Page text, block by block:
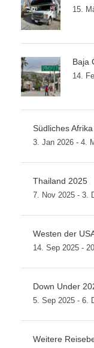
15.
Baja
14.
Südliches
3. Jan 2026 - 4.
Thailand 2025
7. Nov 2025 - 3.
Westen der
14. Sep 2025 -
Down Under
5. Sep 2025 - 6.
Weitere